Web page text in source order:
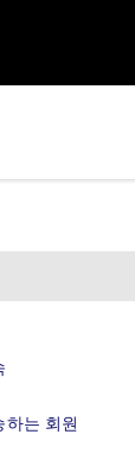
하는 회원